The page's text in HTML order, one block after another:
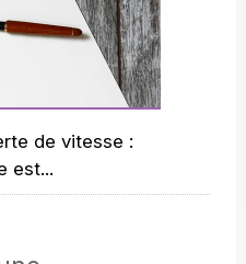
de vitesse :
est...